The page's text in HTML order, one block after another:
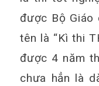
được Bộ Giáo
tên là “Kì thi
được 4 năm
chưa hẳn là